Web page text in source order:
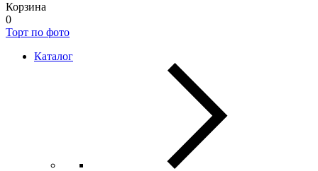
Корзина
0
Торт по фото
Каталог